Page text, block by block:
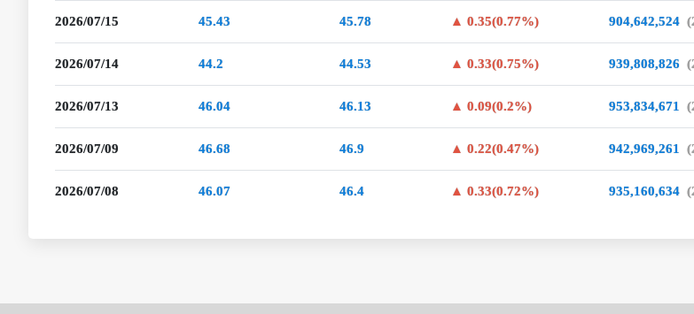
2026/07/15 45.43 45.78 0.35(0.77%) 904,642,524
2026/07/14 44.2 44.53 0.33(0.75%) 939,808,826
2026/07/13 46.04 46.13 0.09(0.2%) 953,834,671
2026/07/09 46.68 46.9 0.22(0.47%) 942,969,261
2026/07/08 46.07 46.4 0.33(0.72%) 935,160,634